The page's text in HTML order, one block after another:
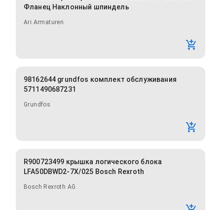
Фланец Наклонный шпиндель
Ari Armaturen
98162644 grundfos комплект обслуживания
5711490687231
Grundfos
R900723499 крышка логического блока
LFA50DBWD2-7X/025 Bosch Rexroth
Bosch Rexroth AG